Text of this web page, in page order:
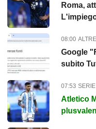
Roma,
08:00
Google
subito
07:53 SERIE
Atletico